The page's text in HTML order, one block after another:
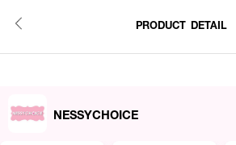
PRODUCT DETAIL
NESSYCHOICE